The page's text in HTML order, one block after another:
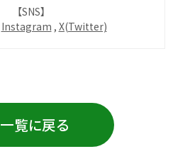
【SNS】
Instagram , X(Twitter)
一覧に戻る